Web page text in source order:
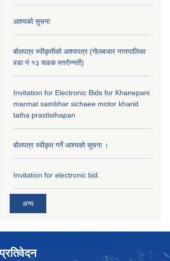
आश्यको सुचना
बोलपत्र स्वीकृतीको आश्यपत्र (गोलबजार नगरपालिका
वडा नं १३ सडक स्तरोन्नती)
Invitation for Electronic Bids for Khanepani
marmat sambhar sichaee motor kharid
tatha prastisthapan
बोलपत्र स्वीकृत गर्ने आश्यको सूचना ।
Invitation for electronic bid.
अन्य
प्रतिवेदन